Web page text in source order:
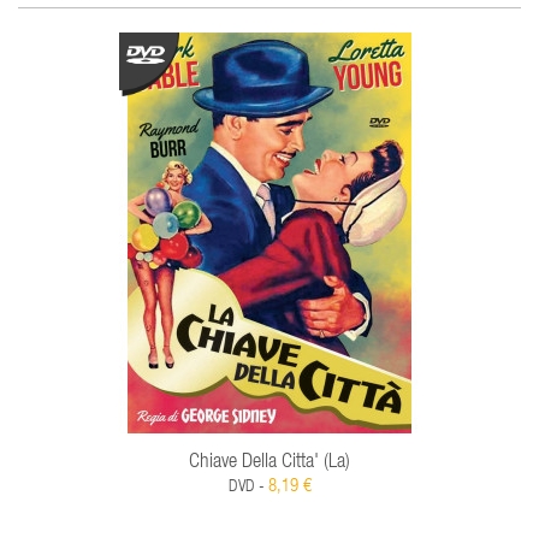
Chiave Della Citta' (La)
DVD - 8,19 €